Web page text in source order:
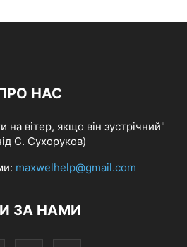
НАС
на вітер, якщо він зустрічний"
С. Сухоруков)
maxwelhelp@gmail.com
ЗА НАМИ